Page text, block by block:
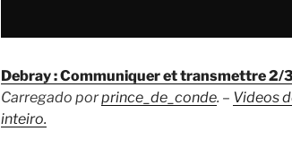
Debray : Communiquer et transmettre 2/
Carregado porprince_de_conde. – Videos
inteiro.